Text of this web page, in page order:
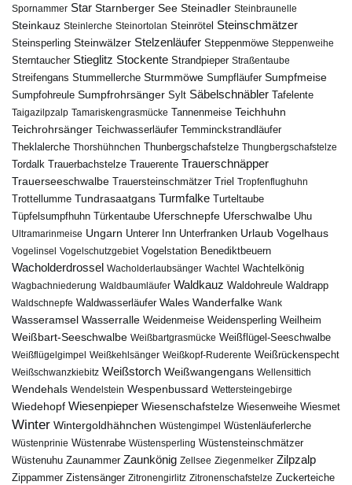
Spornammer Star Starnberger See Steinadler Steinbraunelle
Steinkauz Steinlerche Steinortolan Steinrötel Steinschmätzer
Steinsperling Steinwälzer Stelzenläufer Steppenmöwe Steppenweihe
Sterntaucher Stieglitz Stockente Strandpieper Straßentaube
Streifengans Stummellerche Sturmmöwe Sumpfläufer Sumpfmeise
Sumpfohreule Sumpfrohrsänger Sylt Säbelschnäbler Tafelente
Taigazilpzalp Tamariskengrasmücke Tannenmeise Teichhuhn
Teichrohrsänger Teichwasserläufer Temminckstrandläufer
Theklalerche Thorshühnchen Thunbergschafstelze Thungbergschafstelze
Tordalk Trauerbachstelze Trauerente Trauerschnäpper
Trauerseeschwalbe Trauersteinschmätzer Triel Tropfenflughuhn
Trottellumme Tundrasaatgans Turmfalke Turteltaube
Tüpfelsumpfhuhn
Türkentaube Uferschnepfe Uferschwalbe Uhu
Ultramarinmeise Ungarn Unterer Inn Unterfranken Urlaub Vogelhaus
Vogelinsel Vogelschutzgebiet Vogelstation Benediktbeuern
Wacholderdrossel Wacholderlaubsänger Wachtel Wachtelkönig
Wagbachniederung Waldbaumläufer Waldkauz Waldohreule Waldrapp
Waldschnepfe Waldwasserläufer Wales Wanderfalke Wank
Wasseramsel Wasserralle Weidenmeise Weidensperling Weilheim
Weißbart-Seeschwalbe Weißbartgrasmücke Weißflügel-Seeschwalbe
Weißflügelgimpel Weißkehlsänger Weißkopf-Ruderente Weißrückenspecht
Weißschwanzkiebitz Weißstorch Weißwangengans Wellensittich
Wendehals Wendelstein Wespenbussard Wettersteingebirge
Wiedehopf Wiesenpieper Wiesenschafstelze Wiesenweihe Wiesmet
Winter Wintergoldhähnchen Wüstengimpel Wüstenläuferlerche
Wüstenprinie Wüstenrabe Wüstensperling Wüstensteinschmätzer
Wüstenuhu Zaunammer Zaunkönig Zellsee Ziegenmelker Zilpzalp
Zippammer Zistensänger Zitronengirlitz Zitronenschafstelze Zuckerteiche